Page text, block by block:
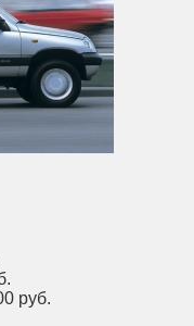
руб.